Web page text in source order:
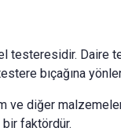
Daire
bıçağına
ve diğer
bir faktördür.